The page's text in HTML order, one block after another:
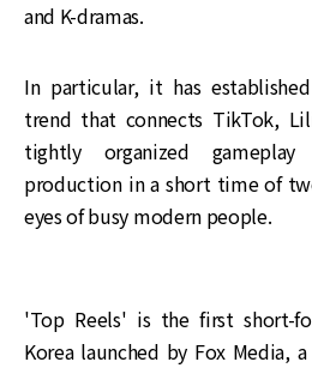
and K-dramas.
In particular, it has
trend that connects TikTok,
tightly organized
production in a short time of
eyes of busy modern people.
'Top Reels' is the first short-
Korea launched by Fox Media,